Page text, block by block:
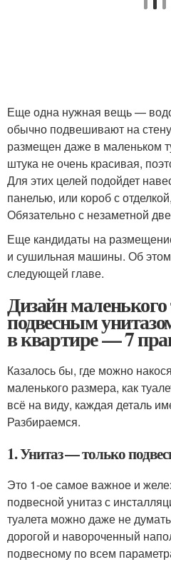
Еще одна нужная вещь —
обычно подвешивают на
размещен даже в маленьком
штука не очень красивая,
Для этих целей подойдет
панелью, или короб с
Обязательно с незаметной
Еще кандидаты на
и сушильная машины. Об
следующей главе.
Дизайн маленького
подвесным
в квартире — 7
Казалось бы, где можно
маленького размера, как
всё на виду, каждая деталь
Разбираемся.
1. Унитаз — только
Это 1-ое самое важное и
подвесной унитаз с
туалета можно даже не
дорогой и навороченный
подвесному по всем